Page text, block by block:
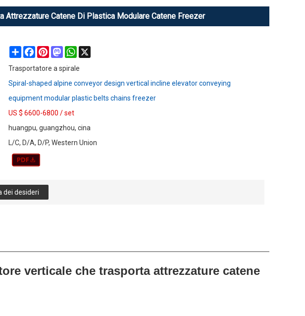
Attrezzature Catene Di Plastica Modulare Catene Freezer
ShareFacebookPinterestMastodonWhatsApp
Trasportatore a spirale
Spiral-shaped alpine conveyor design vertical incline elevator conveying
equipment modular plastic belts chains freezer
US $ 6600-6800 /set
huangpu, guangzhou, cina
L/C, D/A, D/P, Western Union
dei desideri
verticale che trasporta attrezzature catene